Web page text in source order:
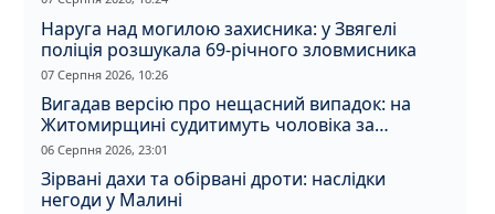
Наруга над могилою захисника: у Звягелі
поліція розшукала 69-річного зловмисника
07 Серпня 2026, 10:26
Вигадав версію про нещасний випадок: на
Житомирщині судитимуть чоловіка за
вбивство співмешканки
06 Серпня 2026, 23:01
Зірвані дахи та обірвані дроти: наслідки
негоди у Малині